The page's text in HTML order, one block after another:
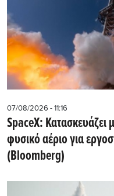
07/08/2026 - 11:16
SpaceX:
φυσικό αέριο για
(Bloomberg)